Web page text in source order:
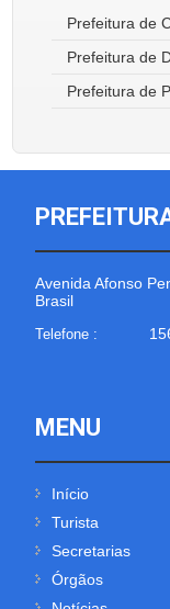
Prefeitura de
Prefeitura de
Prefeitura de
Avenida Afonso
Brasil
Telefone :
MENU
Início
Turista
Secretarias
Órgãos